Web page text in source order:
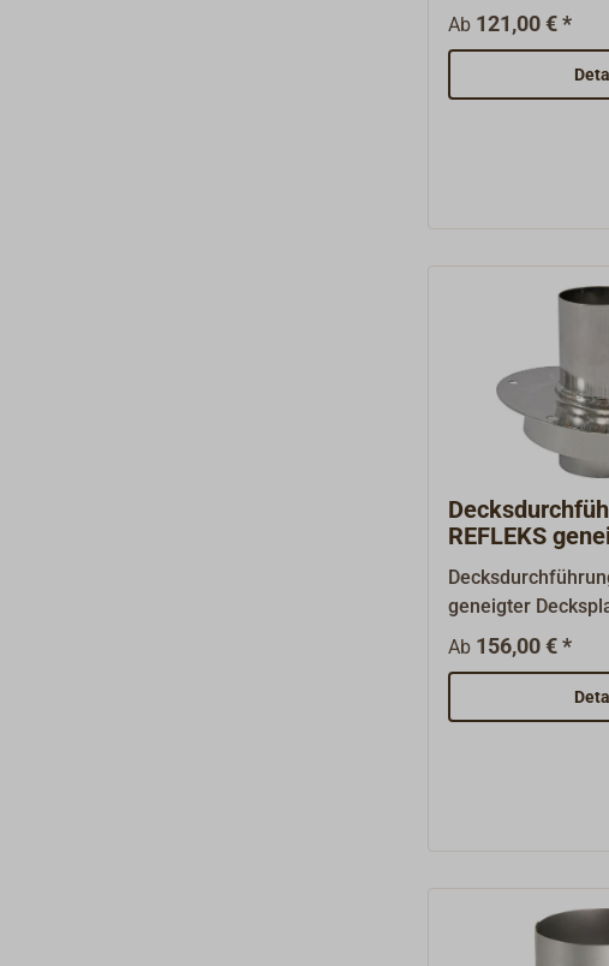
Edelstahl.Passend
Ab 121,00 € *
REFLEKS
geneigter
Edelstahl.Lieferbar
verschiedenen
Anpassung an die
Ab 156,00 € *